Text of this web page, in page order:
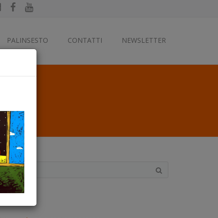
PALINSESTO CONTATTI NEWSLETTER